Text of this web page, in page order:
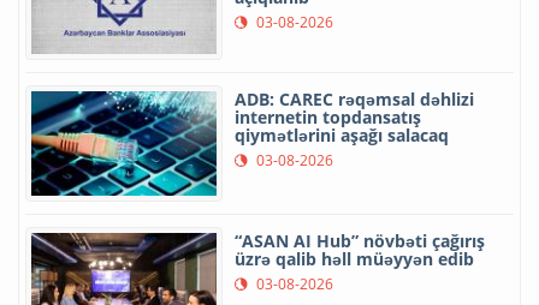
03-08-2026
ADB: CAREC rəqəmsal dəhlizi
internetin topdansatış
qiymətlərini aşağı salacaq
03-08-2026
“ASAN AI Hub” növbəti çağırış
üzrə qalib həll müəyyən edib
03-08-2026